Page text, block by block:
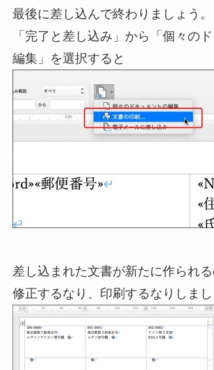
最後に差し込んで終わりましょう。
「完了と差し込み」から「個々の
編集」を選択すると
差し込まれた文書が新たに作られ
修正するなり、印刷するなりしまし